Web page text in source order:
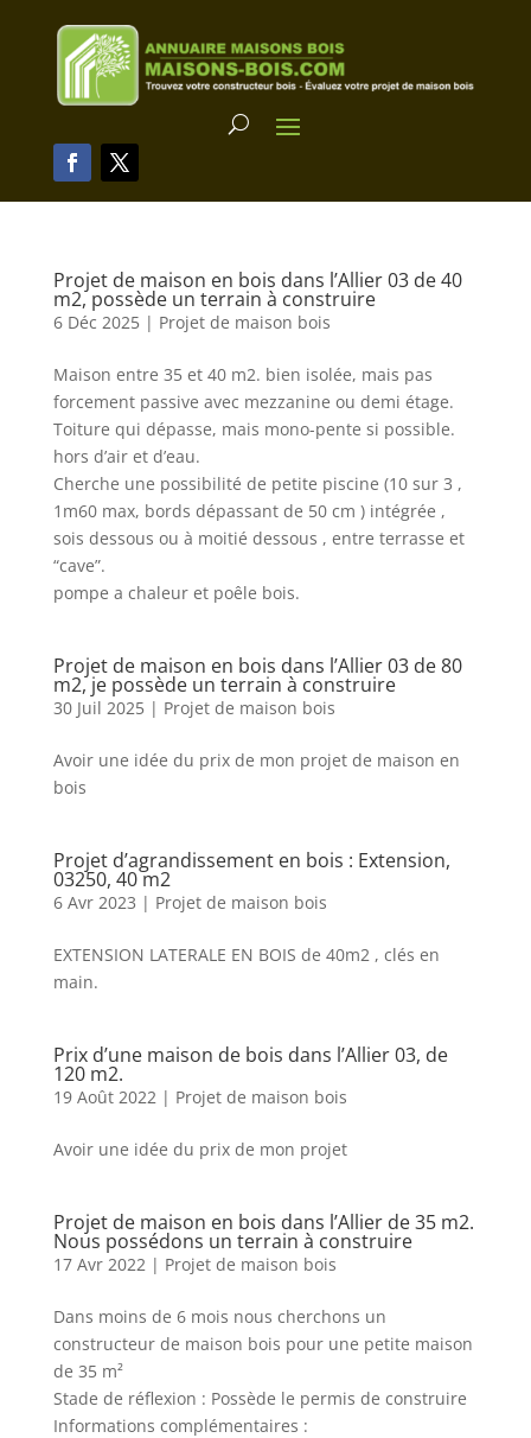
Projet de maison en bois dans l’Allier 03 de 40
m2, possède un terrain à construire
6 Déc 2025| Projet de maison bois
Maison entre 35 et 40 m2. bien isolée, mais pas
forcement passive avec mezzanine ou demi étage.
Toiture qui dépasse, mais mono-pente si possible.
hors d’air et d’eau.
Cherche une possibilité de petite piscine (10 sur 3 ,
1m60 max, bords dépassant de 50 cm ) intégrée ,
sois dessous ou à moitié dessous , entre terrasse et
“cave”.
pompe a chaleur et poêle bois.
Projet de maison en bois dans l’Allier 03 de 80
m2, je possède un terrain à construire
30 Juil 2025| Projet de maison bois
Avoir une idée du prix de mon projet de maison en
bois
Projet d’agrandissement en bois : Extension,
03250, 40 m2
6 Avr 2023 | Projet de maison bois
EXTENSION LATERALE EN BOIS de 40m2 , clés en
main.
Prix d’une maison de bois dans l’Allier 03, de
120 m2.
19 Août 2022| Projet de maison bois
Avoir une idée du prix de mon projet
Projet de maison en bois dans l’Allier de 35 m2.
Nous possédons un terrain à construire
17 Avr 2022| Projet de maison bois
Dans moins de 6 mois nous cherchons un
constructeur de maison bois pour une petite maison
de 35 m²
Stade de réflexion : Possède le permis de construire
Informations complémentaires :